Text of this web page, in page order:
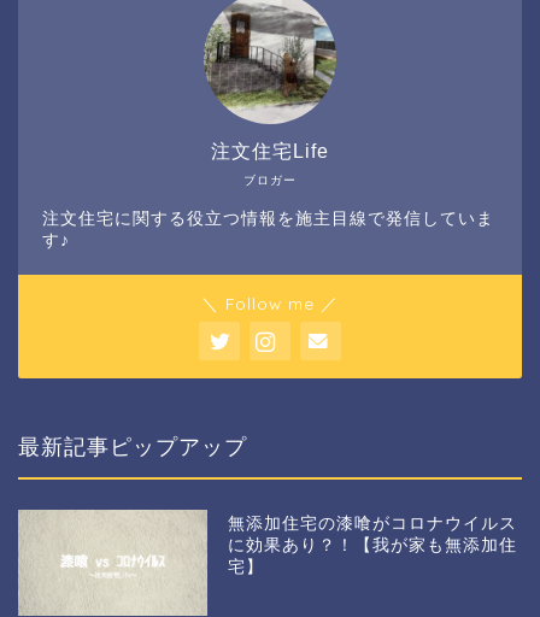
ブロガー
注文住宅Life
注文住宅に関する役立つ情報を施主目線で発信していま
す♪
＼ Follow me ／
最新記事ピップアップ
無添加住宅の漆喰がコロナウイルス
に効果あり？！【我が家も無添加住
宅】